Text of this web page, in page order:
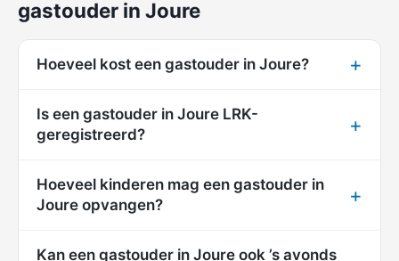
gastouder in Joure
Hoeveel kost een gastouder in Joure?
Is een gastouder in Joure LRK-
geregistreerd?
Hoeveel kinderen mag een gastouder in
Joure opvangen?
Kan een gastouder in Joure ook ’s avonds